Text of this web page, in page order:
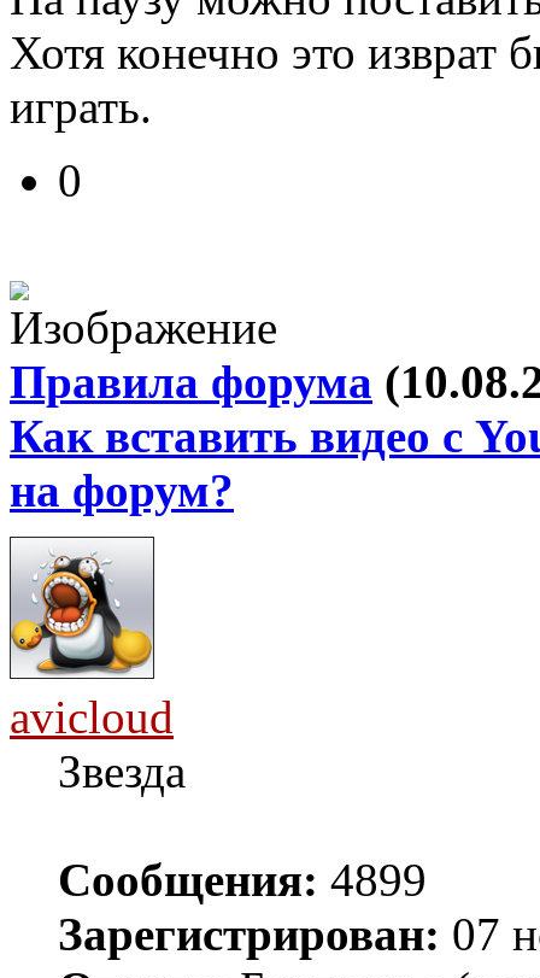
Хотя конечно это изврат
играть.
0
Правила форума
Как вставить видео с
на форум?
avicloud
Звезда
Сообщения: 4899
Зарегистрирован: 07